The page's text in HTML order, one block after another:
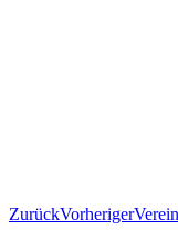
ZurückVorheriger